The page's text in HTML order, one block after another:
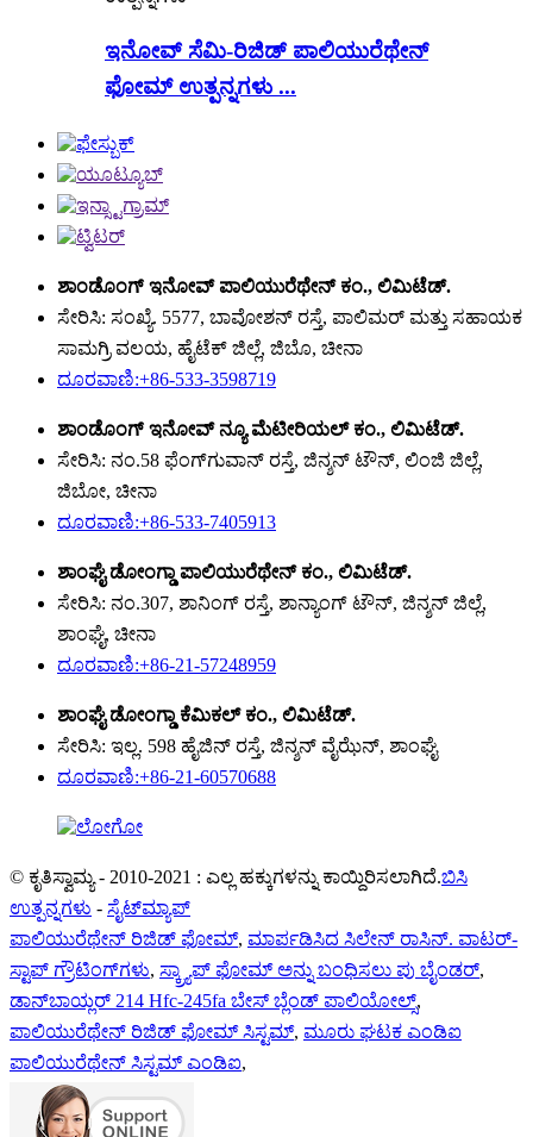
ಇನೋವ್ ಸೆಮಿ-ರಿಜಿಡ್ ಪಾಲಿಯುರೆಥೇನ್
ಫೋಮ್ ಉತ್ಪನ್ನಗಳು ...
ಶಾಂಡೊಂಗ್ ಇನೋವ್ ಪಾಲಿಯುರೆಥೇನ್ ಕಂ., ಲಿಮಿಟೆಡ್.
ಸೇರಿಸಿ: ಸಂಖ್ಯೆ. 5577, ಬಾವೋಶನ್ ರಸ್ತೆ, ಪಾಲಿಮರ್ ಮತ್ತು ಸಹಾಯಕ
ಸಾಮಗ್ರಿ ವಲಯ, ಹೈಟೆಕ್ ಜಿಲ್ಲೆ, ಜಿಬೊ, ಚೀನಾ
ದೂರವಾಣಿ:+86-533-3598719
ಶಾಂಡೊಂಗ್ ಇನೋವ್ ನ್ಯೂ ಮೆಟೀರಿಯಲ್ ಕಂ., ಲಿಮಿಟೆಡ್.
ಸೇರಿಸಿ: ನಂ.58 ಫೆಂಗ್‌ಗುವಾನ್ ರಸ್ತೆ, ಜಿನ್ಶನ್ ಟೌನ್, ಲಿಂಜಿ ಜಿಲ್ಲೆ,
ಜಿಬೋ, ಚೀನಾ
ದೂರವಾಣಿ:+86-533-7405913
ಶಾಂಘೈ ಡೋಂಗ್ಡಾ ಪಾಲಿಯುರೆಥೇನ್ ಕಂ., ಲಿಮಿಟೆಡ್.
ಸೇರಿಸಿ: ನಂ.307, ಶಾನಿಂಗ್ ರಸ್ತೆ, ಶಾನ್ಯಾಂಗ್ ಟೌನ್, ಜಿನ್ಶನ್ ಜಿಲ್ಲೆ,
ಶಾಂಘೈ, ಚೀನಾ
ದೂರವಾಣಿ:+86-21-57248959
ಶಾಂಘೈ ಡೋಂಗ್ಡಾ ಕೆಮಿಕಲ್ ಕಂ., ಲಿಮಿಟೆಡ್.
ಸೇರಿಸಿ: ಇಲ್ಲ. 598 ಹೈಜಿನ್ ರಸ್ತೆ, ಜಿನ್ಶನ್ ವೈಝೆನ್, ಶಾಂಘೈ
ದೂರವಾಣಿ:+86-21-60570688
© ಕೃತಿಸ್ವಾಮ್ಯ - 2010-2021 : ಎಲ್ಲ ಹಕ್ಕುಗಳನ್ನು ಕಾಯ್ದಿರಿಸಲಾಗಿದೆ.ಬಿಸಿ
ಉತ್ಪನ್ನಗಳು - ಸೈಟ್‌ಮ್ಯಾಪ್
ಪಾಲಿಯುರೆಥೇನ್ ರಿಜಿಡ್ ಫೋಮ್, ಮಾರ್ಪಡಿಸಿದ ಸಿಲೇನ್ ರಾಸಿನ್. ವಾಟರ್-
ಸ್ಟಾಪ್ ಗ್ರೌಟಿಂಗ್‌ಗಳು, ಸ್ಕ್ರ್ಯಾಪ್ ಫೋಮ್ ಅನ್ನು ಬಂಧಿಸಲು ಪು ಬೈಂಡರ್,
ಡಾನ್‌ಬಾಯ್ಲರ್ 214 Hfc-245fa ಬೇಸ್ ಬ್ಲೆಂಡ್ ಪಾಲಿಯೋಲ್ಸ್,
ಪಾಲಿಯುರೆಥೇನ್ ರಿಜಿಡ್ ಫೋಮ್ ಸಿಸ್ಟಮ್, ಮೂರು ಘಟಕ ಎಂಡಿಐ
ಪಾಲಿಯುರೆಥೇನ್ ಸಿಸ್ಟಮ್ ಎಂಡಿಐ,